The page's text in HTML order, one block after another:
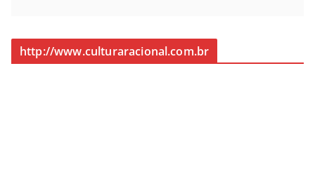
http://www.culturaracional.com.br